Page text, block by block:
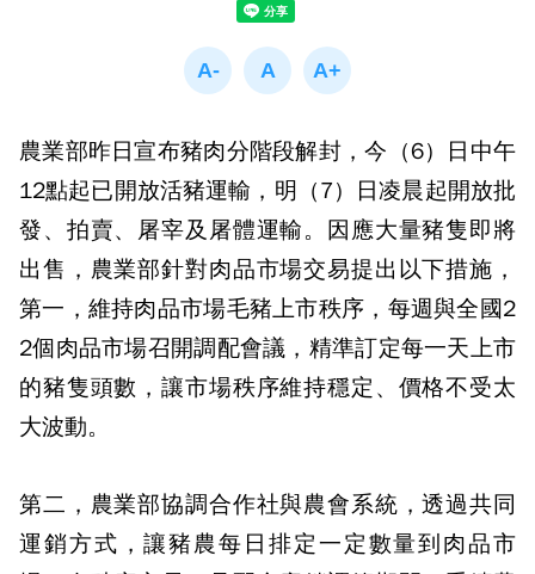
農業部昨日宣布豬肉分階段解封，今（6）日中午
12點起已開放活豬運輸，明（7）日凌晨起開放批
發、拍賣、屠宰及屠體運輸。因應大量豬隻即將
出售，農業部針對肉品市場交易提出以下措施，
第一，維持肉品市場毛豬上市秩序，每週與全國2
2個肉品市場召開調配會議，精準訂定每一天上市
的豬隻頭數，讓市場秩序維持穩定、價格不受太
大波動。
第二，農業部協調合作社與農會系統，透過共同
運銷方式，讓豬農每日排定一定數量到肉品市